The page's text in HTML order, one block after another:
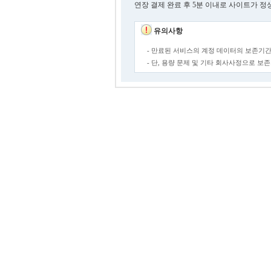
연장 결제 완료 후 5분 이내로 사이트가 정
유의사항
- 만료된 서비스의 계정 데이터의 보존기
- 단, 용량 문제 및 기타 회사사정으로 보